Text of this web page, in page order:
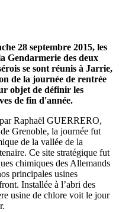
28 septembre 2015, les
Gendarmerie des deux
se sont réunis à Jarrie,
de la journée de rentrée
objet de définir les
de fin d'année.
Raphaël GUERRERO,
Grenoble, la journée fut
de la vallée de la
Ce site stratégique fut
chimiques des Allemands
principales usines
Installée à l’abri des
usine de chlore voit le jour